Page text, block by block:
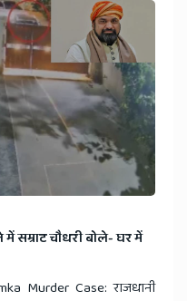
सम्राट चौधरी बोले- घर में
Murder Case: राजधानी